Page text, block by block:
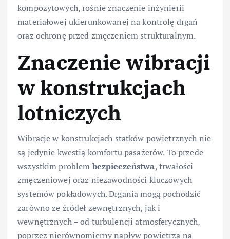
kompozytowych, rośnie znaczenie inżynierii
materiałowej ukierunkowanej na kontrolę drgań
oraz ochronę przed zmęczeniem strukturalnym.
Znaczenie wibracji
w konstrukcjach
lotniczych
Wibracje w konstrukcjach statków powietrznych nie
są jedynie kwestią komfortu pasażerów. To przede
wszystkim problem bezpieczeństwa, trwałości
zmęczeniowej oraz niezawodności kluczowych
systemów pokładowych. Drgania mogą pochodzić
zarówno ze źródeł zewnętrznych, jak i
wewnętrznych – od turbulencji atmosferycznych,
poprzez nierównomierny napływ powietrza na